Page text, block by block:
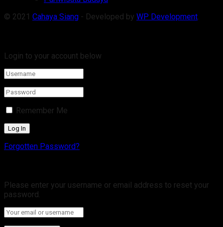
© 2021 Cahaya Siang - Developed by WP Development.
Login to your account below
Remember Me
Forgotten Password?
Please enter your username or email address to reset your
password.